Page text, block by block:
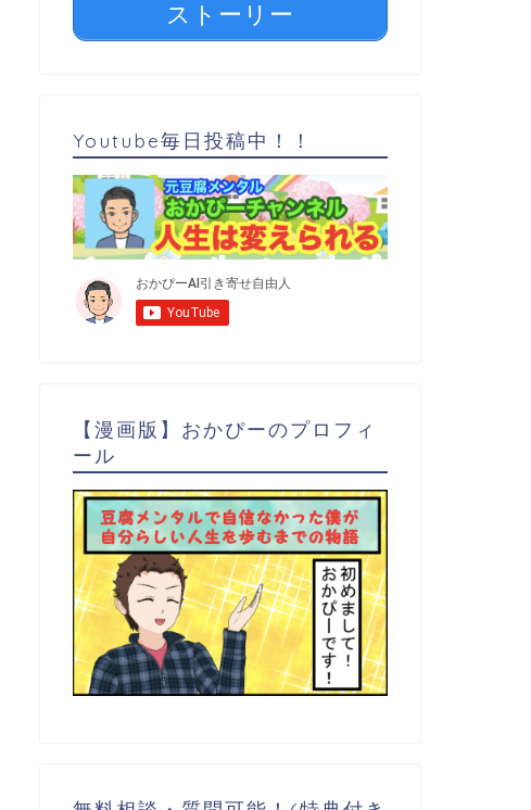
ストーリー
Youtube毎日投稿中！！
【漫画版】おかぴーのプロフィ
ール